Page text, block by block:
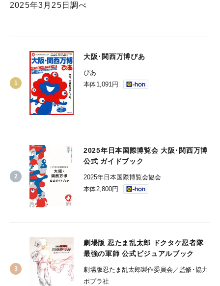
2025年3月25日調べ
大阪･関西万博ぴあ
ぴあ
本体1,091円
2025年日本国際博覧会 大阪･関西万博
公式 ガイドブック
2025年日本国際博覧会協会
本体2,800円
劇場版 忍たま乱太郎 ドクタケ忍者隊
最強の軍師 公式ビジュアルブック
劇場版忍たま乱太郎製作委員会／監修･協力
ポプラ社